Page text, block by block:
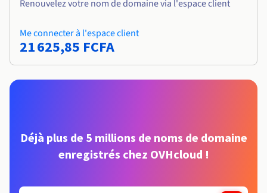
Renouvelez votre nom de domaine via l'espace client
Me connecter à l'espace client
21 625,85 FCFA
Déjà plus de 5 millions de noms de domaine
enregistrés chez OVHcloud !